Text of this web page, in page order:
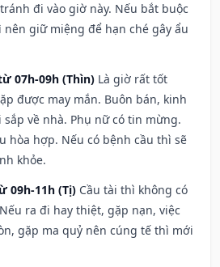
đi vào giờ này. Nếu bắt buộc
giữ miệng để hạn ché gây ẩu
07h-09h (Thìn) Là giờ rất tốt
được may mắn. Buôn bán, kinh
về nhà. Phụ nữ có tin mừng.
hòa hợp. Nếu có bệnh cầu thì sẽ
khỏe.
09h-11h (Tị) Cầu tài thì không có
ra đi hay thiệt, gặp nạn, việc
gặp ma quỷ nên cúng tế thì mới